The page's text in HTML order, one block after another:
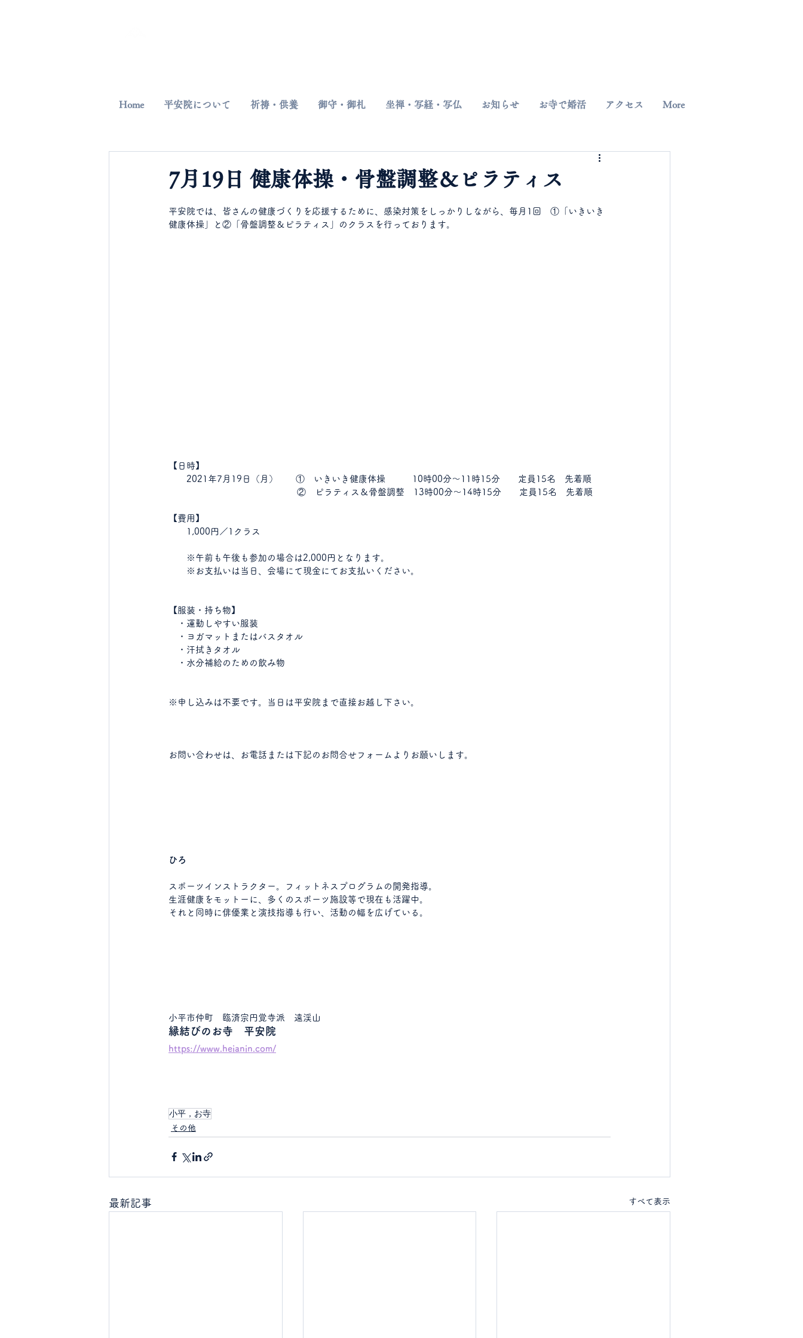
Home 平安院について 祈祷・供養 御守・御札 坐禅・写経・写仏 お知らせ お寺で婚活 アクセス More
7月19日 健康体操・骨盤調整＆ピラティス
平安院では、皆さんの健康づくりを応援するために、感染対策をしっかりしながら、毎月1回　①「いきいき
健康体操」と②「骨盤調整＆ピラティス」のクラスを行っております。
【日時】
2021年7月19日（月）　　①　いきいき健康体操　　　10時00分～11時15分　　定員15名　先着順
②　ピラティス＆骨盤調整　13時00分～14時15分　　定員15名　先着順
【費用】
1,000円／1クラス
※午前も午後も参加の場合は2,000円となります。
※お支払いは当日、会場にて現金にてお支払いください。
【服装・持ち物】
・運動しやすい服装
・ヨガマットまたはバスタオル
・汗拭きタオル
・水分補給のための飲み物
※申し込みは不要です。当日は平安院まで直接お越し下さい。
お問い合わせは、お電話または下記のお問合せフォームよりお願いします。
ひろ
スポーツインストラクター。フィットネスプログラムの開発指導。
生涯健康をモットーに、多くのスポーツ施設等で現在も活躍中。
それと同時に俳優業と演技指導も行い、活動の幅を広げている。
小平市仲町　臨済宗円覚寺派　遠渓山
縁結びのお寺　平安院
https://www.heianin.com/
小平，お寺
その他
最新記事 すべて表示